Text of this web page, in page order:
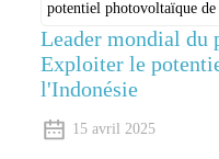
Leader mondial du
Exploiter le
l'Indonésie
15 avril 2025